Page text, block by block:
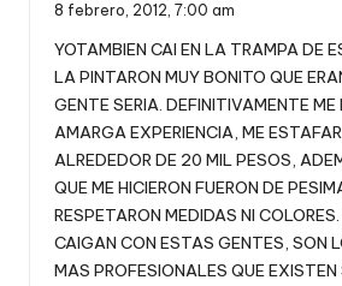
8 febrero, 2012, 7:00 am
YOTAMBIEN CAI EN LA TRAMPA DE
LA PINTARON MUY BONITO QUE
GENTE SERIA. DEFINITIVAMENTE
AMARGA EXPERIENCIA, ME
ALREDEDOR DE 20 MIL PESOS,
QUE ME HICIERON FUERON DE
RESPETARON MEDIDAS NI
CAIGAN CON ESTAS GENTES,
MAS PROFESIONALES QUE EXISTEN